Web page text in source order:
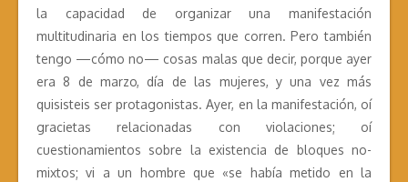
la capacidad de organizar una manifestación
multitudinaria en los tiempos que corren. Pero también
tengo —cómo no— cosas malas que decir, porque ayer
era 8 de marzo, día de las mujeres, y una vez más
quisisteis ser protagonistas. Ayer, en la manifestación, oí
gracietas relacionadas con violaciones; oí
cuestionamientos sobre la existencia de bloques no-
mixtos; vi a un hombre que «se había metido en la